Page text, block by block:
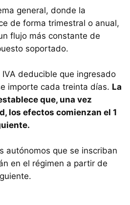
general, donde la
de forma trimestral o anual,
flujo más constante de
soportado.
deducible que ingresado
importe cada treinta días. La
que, una vez
los efectos comienzan el 1
autónomos que se inscriban
en el régimen a partir de